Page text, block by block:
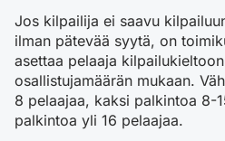
Jos kilpailija ei saavu
ilman pätevää syytä, on
asettaa pelaaja
osallistujamäärän mukaan.
8 pelaajaa, kaksi palkintoa 8-
palkintoa yli 16 pelaajaa.